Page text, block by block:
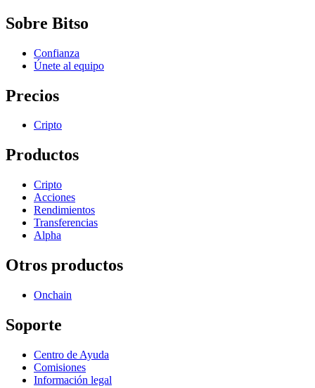
Sobre Bitso
Confianza
Únete al equipo
Precios
Cripto
Productos
Cripto
Acciones
Rendimientos
Transferencias
Alpha
Otros productos
Onchain
Soporte
Centro de Ayuda
Comisiones
Información legal